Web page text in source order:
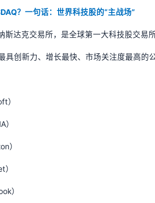
？一句话：世界科技股的“主战场”
斯达克交易所，是全球第一大科技股交易所
具创新力、增长最快、市场关注度最高的
）
）
）
）